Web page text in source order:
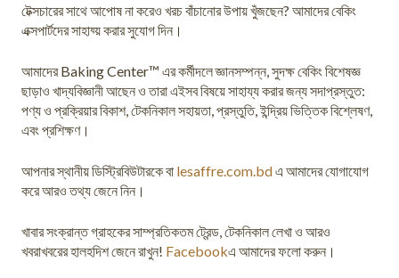
টেক্সচারের সাথে আপোষ না করেও খরচ বাঁচানোর উপায় খুঁজছেন? আমাদের বেকিং
এক্সপার্টদের সাহায্য় করার সুযোগ দিন।
আমাদের Baking Center™ এর কর্মীদলে জ্ঞানসম্পন্ন, সুদক্ষ বেকিং বিশেষজ্ঞ
ছাড়াও খাদ্যবিজ্ঞানী আছেন ও তারা এইসব বিষয়ে সাহায্য করার জন্য সদাপ্রস্তুত:
পণ্য ও প্রক্রিয়ার বিকাশ, টেকনিকাল সহায়তা, প্রস্তুতি, ইন্দ্রিয় ভিত্তিক বিশ্লেষণ,
এবং প্রশিক্ষণ।
আপনার স্থানীয় ডিস্ট্রিবিউটারকে বা lesaffre.com.bdএ আমাদের যোগাযোগ
করে আরও তথ্য জেনে নিন।
খাবার সংক্রান্ত গ্রাহকের সাম্প্রতিকতম ট্রেন্ড, টেকনিকাল লেখা ও আরও
খবরাখবরের হালহদিশ জেনে রাখুন! Facebookএ আমাদের ফলো করুন।